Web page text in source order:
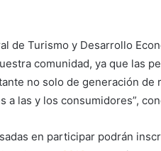
de Turismo y Desarrollo
comunidad, ya que las
no solo de generación
a las y los consumidores”,
en participar podrán